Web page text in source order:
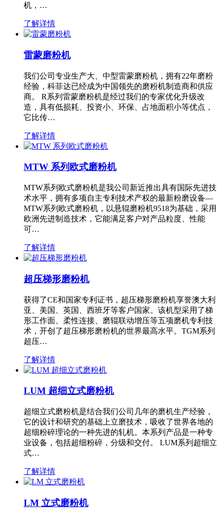
机，…
了解详情
雷蒙磨粉机
我们公司专业生产大、中型雷蒙磨粉机，拥有22年磨粉
经验，科菲达已经成为中国领先的磨粉机制造商和供应
商。 R系列雷蒙磨粉机是经过我们的专家优化升级改
造，具有低损耗、投资小、环保、占地面积小等优点，
它比传…
了解详情
MTW 系列欧式磨粉机
MTW系列欧式磨粉机是我公司新近推出具有国际先进技
术水平，拥有多项自主专利技术产权的最新粉磨设备—
MTW系列欧式磨粉机，以悬辊磨粉机9518为基础，采用
欧洲先进制造技术，它能满足客户对产品粒度、性能
可…
了解详情
超压梯形磨粉机
获得了CE和国家专利证书，超压梯形磨粉机享誉澳大利
亚、美国、英国、西班牙等客户国家。该机型采用了梯
形工作面、柔性连接、磨辊联动增压等五项磨机专利技
术，开创了超压梯形磨粉机的世界最高水平。TGM系列
超压…
了解详情
LUM 超细立式磨粉机
超细立式磨粉机是结合我们公司几年的磨机生产经验，
它的设计和研究的基础上立磨技术，吸收了世界各地的
超细粉碎理论的一种先进的轧机。本系列产品是一种专
业设备，包括超细粉碎，分级和交付。 LUM系列超细立
式…
了解详情
LM 立式磨粉机